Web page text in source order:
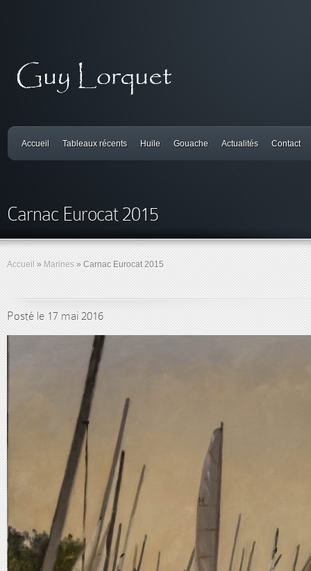
Accueil Tableaux récents Huile Gouache Actualités Contact
Carnac Eurocat 2015
Accueil » Marines » Carnac Eurocat 2015
Posté le 17 mai 2016